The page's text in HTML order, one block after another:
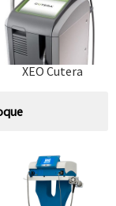
XEO Cutera